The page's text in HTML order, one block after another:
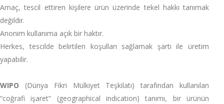
Amaç, tescil ettiren kişilere ürün üzerinde tekel hakkı tanımak
değildir.
Anonim kullanıma açık bir haktır.
Herkes, tescilde belirtilen koşulları sağlamak şartı ile üretim
yapabilir.
WIPO (Dünya Fikri Mülkiyet Teşkilatı) tarafından kullanılan
“coğrafi işaret” (geographical indication) tanımı, bir ürünün